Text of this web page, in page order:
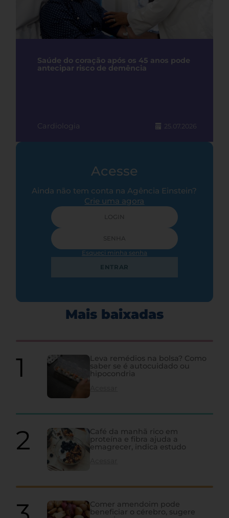
Saúde do coração após os 45 anos pode
antecipar risco de demência
Cardiologia 25.07.2026
Acesse
Ainda não tem conta na Agência Einstein?
Crie uma agora
Esqueci minha senha
ENTRAR
Mais baixadas
Leva remédios na bolsa? Como
saber se é autocuidado ou
hipocondria
Café da manhã rico em
proteína e fibra ajuda a
emagrecer, indica estudo
Comer amendoim pode
beneficiar o cérebro, sugere